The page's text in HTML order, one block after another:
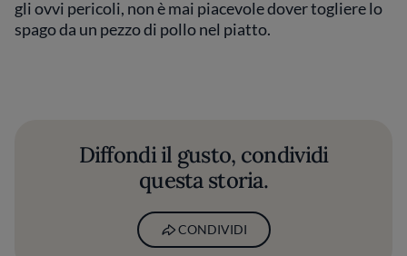
gli ovvi pericoli, non è mai piacevole dover togliere lo
spago da un pezzo di pollo nel piatto.
Diffondi il gusto, condividi
questa storia.
CONDIVIDI